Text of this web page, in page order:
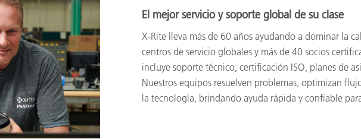
El mejor servicio y soporte global de su clase
X-Rite lleva más de 60 años ayudando a dominar la
centros de servicio globales y más de 40 socios
incluye soporte técnico, certificación ISO, planes de
Nuestros equipos resuelven problemas, optimizan
la tecnología, brindando ayuda rápida y confiable